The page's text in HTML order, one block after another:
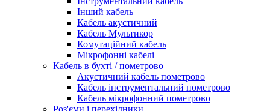
Інший кабель
Кабель акустичний
Кабель Мультикор
Комутаційний кабель
Мікрофонні кабелі
Кабель в бухті / пометрово
Акустичний кабель пометрово
Кабель інструментальний пометрово
Кабель мікрофонний пометрово
Роз'єми і перехідники